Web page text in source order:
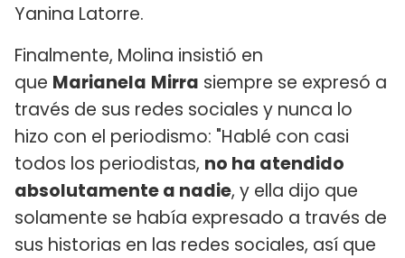
Yanina Latorre.
Finalmente, Molina insistió en
que Marianela Mirra siempre se expresó a
través de sus redes sociales y nunca lo
hizo con el periodismo: "Hablé con casi
todos los periodistas, no ha atendido
absolutamente a nadie, y ella dijo que
solamente se había expresado a través de
sus historias en las redes sociales, así que